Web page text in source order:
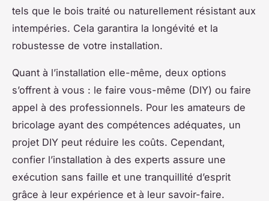
tels que le bois traité ou naturellement résistant aux
intempéries. Cela garantira la longévité et la
robustesse de votre installation.
Quant à l’installation elle-même, deux options
s’offrent à vous : le faire vous-même (DIY) ou faire
appel à des professionnels. Pour les amateurs de
bricolage ayant des compétences adéquates, un
projet DIY peut réduire les coûts. Cependant,
confier l’installation à des experts assure une
exécution sans faille et une tranquillité d’esprit
grâce à leur expérience et à leur savoir-faire.